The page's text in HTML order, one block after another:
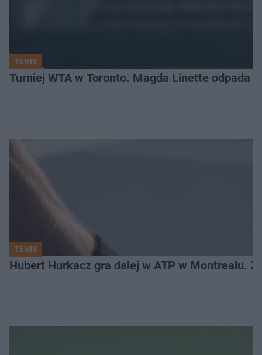
TENIS
Turniej WTA w Toronto. Magda Linette odpada
TENIS
Hubert Hurkacz gra dalej w ATP w Montrealu.